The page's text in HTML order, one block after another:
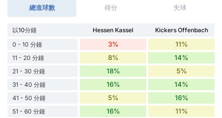
總進球數 得分 失球
以10分鐘 Hessen Kassel
Kickers Offenbach
0 - 10 分鐘
3% 11%
11 - 20 分鐘 8% 14%
21 - 30 分鐘 18% 5%
31 - 40 分鐘 16% 14%
41 - 50 分鐘 5% 16%
51 - 60 分鐘 16% 11%